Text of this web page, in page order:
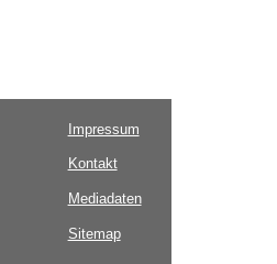
Impressum
Kontakt
Mediadaten
Sitemap